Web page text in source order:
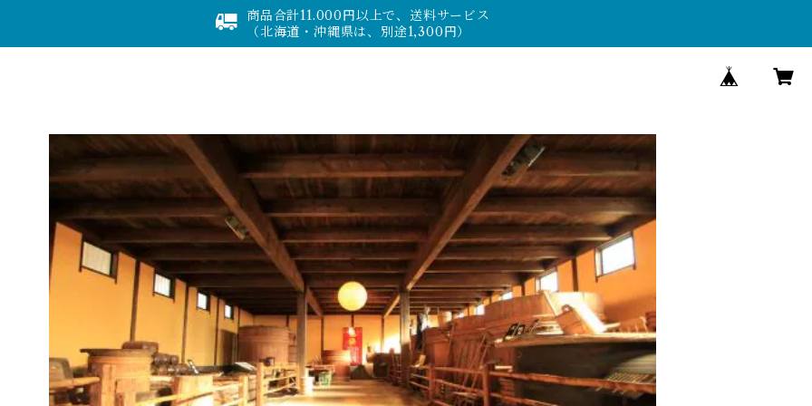
商品合計11.000円以上で、送料サービス
（北海道・沖縄県は、別途1,300円）